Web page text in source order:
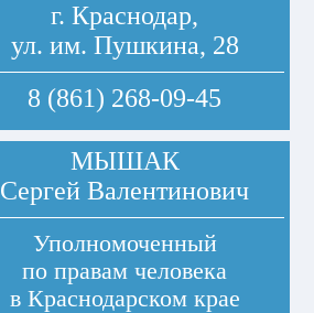
г. Краснодар,
ул. им. Пушкина, 28
8 (861) 268-09-45
МЫШАК
Сергей Валентинович
Уполномоченный
по правам человека
в Краснодарском крае